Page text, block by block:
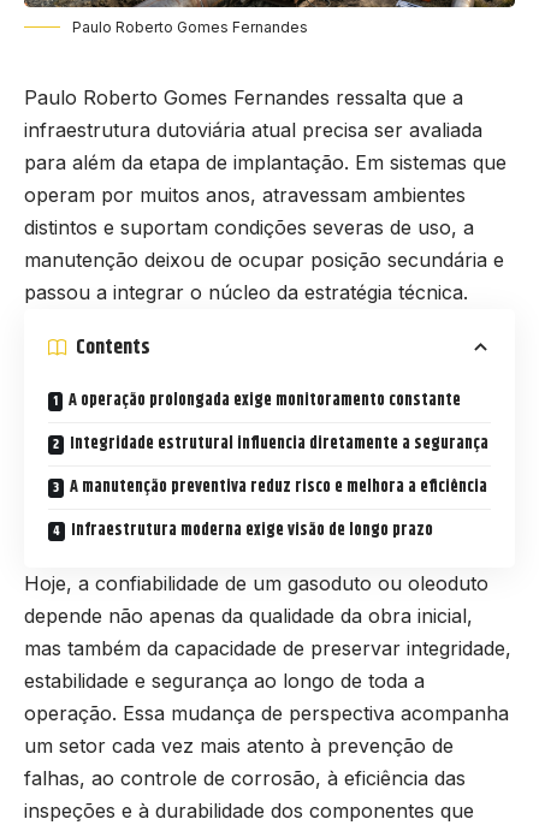
Paulo Roberto Gomes Fernandes
Paulo Roberto Gomes Fernandes ressalta que a
infraestrutura dutoviária atual precisa ser avaliada
para além da etapa de implantação. Em sistemas que
operam por muitos anos, atravessam ambientes
distintos e suportam condições severas de uso, a
manutenção deixou de ocupar posição secundária e
passou a integrar o núcleo da estratégia técnica.
Contents
A operação prolongada exige monitoramento constante
Integridade estrutural influencia diretamente a segurança
A manutenção preventiva reduz risco e melhora a eficiência
Infraestrutura moderna exige visão de longo prazo
Hoje, a confiabilidade de um gasoduto ou oleoduto
depende não apenas da qualidade da obra inicial,
mas também da capacidade de preservar integridade,
estabilidade e segurança ao longo de toda a
operação. Essa mudança de perspectiva acompanha
um setor cada vez mais atento à prevenção de
falhas, ao controle de corrosão, à eficiência das
inspeções e à durabilidade dos componentes que